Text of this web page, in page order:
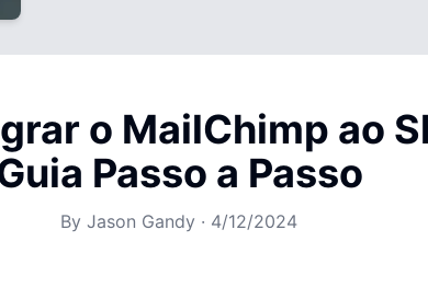
o MailChimp ao
Passo a Passo
By Jason Gandy · 4/12/2024